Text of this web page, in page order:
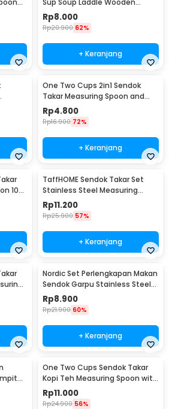
Spoon - RR-20
Rp8.000
Rp20.900 62%
+ Keranjang
One Two Cups 2in1 Sendok
Takar Measuring Spoon and
Coffee Tamper - G1120
Rp4.800
Rp16.900 72%
+ Keranjang
10
TaffHOME Sendok Takar Set
Stainless Steel Measuring
Spoon 5 PCS - S300
Rp11.200
Rp25.900 57%
+ Keranjang
Nordic Set Perlengkapan Makan
Sendok Garpu Stainless Steel
Cutlery Set - XS-B014
Rp8.900
Rp21.900 60%
+ Keranjang
-
One Two Cups Sendok Takar
Kopi Teh Measuring Spoon with
Clip - G166
Rp11.000
Rp24.900 56%